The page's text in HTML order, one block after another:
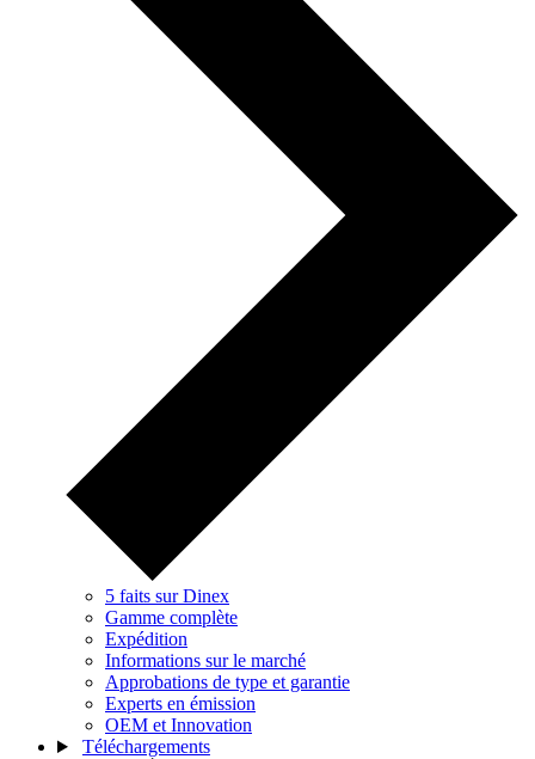
5 faits sur Dinex
Gamme complète
Expédition
Informations sur le marché
Approbations de type et garantie
Experts en émission
OEM et Innovation
Téléchargements